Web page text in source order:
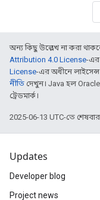
অন্য কিছু উল্লেখ না করা
Attribution 4.0 License-এর
License-এর অধীনে
নীতি দেখুন। Java হল Oracle
ট্রেডমার্ক।
2025-06-13 UTC-তে
Updates
Developer blog
Project news